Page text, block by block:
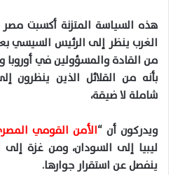
هذه السياسة المتزنة أكسبت مصر
الغرب ينظر إلى الرئيس السيسي
من القادة والمسؤولين في أوروبا
بأنه من القلائل الذين ينظرون
شاملة لا ضيقة،
ويدركون أن “الأمن القومي
ليبيا إلى السودان، ومن غزة
ينفصل عن استقرار جوارها.